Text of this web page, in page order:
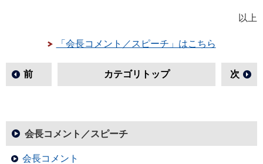
以上
「会長コメント／スピーチ」はこちら
前 カテゴリトップ 次
会長コメント／スピーチ
会長コメント